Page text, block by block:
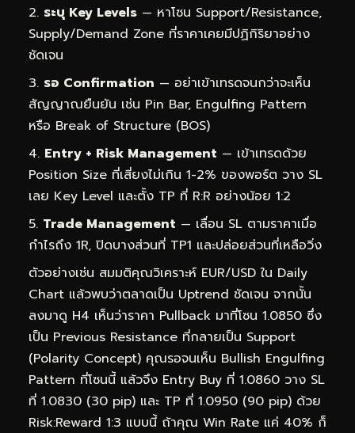
ระบุ Key Levels — หาโซน Support/Resistance,
Supply/Demand Zone ที่ราคาเคยมีปฏิกิริยาอย่าง
ชัดเจน
รอ Confirmation — อย่าเข้าเทรดจนกว่าจะเห็น
สัญญาณยืนยัน เช่น Pin Bar, Engulfing Pattern
หรือ Break of Structure (BOS)
Entry + Risk Management — เข้าเทรดด้วย
Position Size ที่เสี่ยงไม่เกิน 1-2% ของพอร์ต วาง SL
เลย Key Level และตั้ง TP ที่ R:R อย่างน้อย 1:2
Trade Management — เลื่อน SL ตามราคาเมื่อ
กำไรถึง 1R, ปิดบางส่วนที่ TP1 และปล่อยส่วนที่เหลือวิ่ง
ตัวอย่างเช่น สมมติคุณวิเคราะห์ EUR/USD ใน Daily
Chart แล้วพบว่าตลาดเป็น Uptrend ชัดเจน จากนั้น
ลงมาดู H4 เห็นว่าราคา Pullback มาที่โซน 1.0850 ซึ่ง
เป็น Previous Resistance ที่กลายเป็น Support
(Polarity Concept) คุณรอจนเห็น Bullish Engulfing
Pattern ที่โซนนี้ แล้วจึง Entry Buy ที่ 1.0860 วาง SL
ที่ 1.0830 (30 pip) และ TP ที่ 1.0950 (90 pip) ด้วย
Risk:Reward 1:3 แบบนี้ ถ้าคุณ Win Rate แค่ 40% ก็